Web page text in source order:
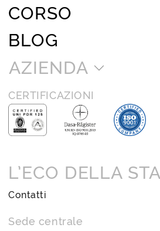
CORSO
BLOG
AZIENDA
CERTIFICAZIONI
L’ECO DELLA
Contatti
Sede centrale